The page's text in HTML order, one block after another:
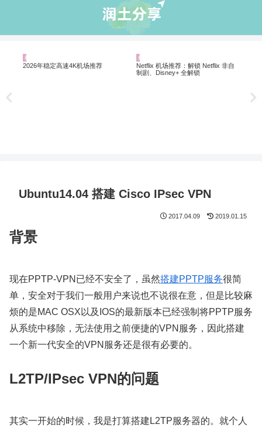
机场推荐 机场推荐
Ubuntu14.04 搭建 Cisco IPsec VPN
2017.04.09 2019.01.15
背景
现在PPTP-VPN已经不安全了，虽然搭建PPTP服务很简
单，安全对于我们一般用户来说也不说很在意，但是比较麻
烦的是MAC OSX以及IOS的最新版本已经强制将PPTP服务
从系统中移除，无法使用之前便捷的VPN服务，因此搭建
一个新一代安全的VPN服务还是很有必要的。
L2TP/IPsec VPN的问题
其实一开始的时候，我是打算搭建L2TP服务器的。就个人